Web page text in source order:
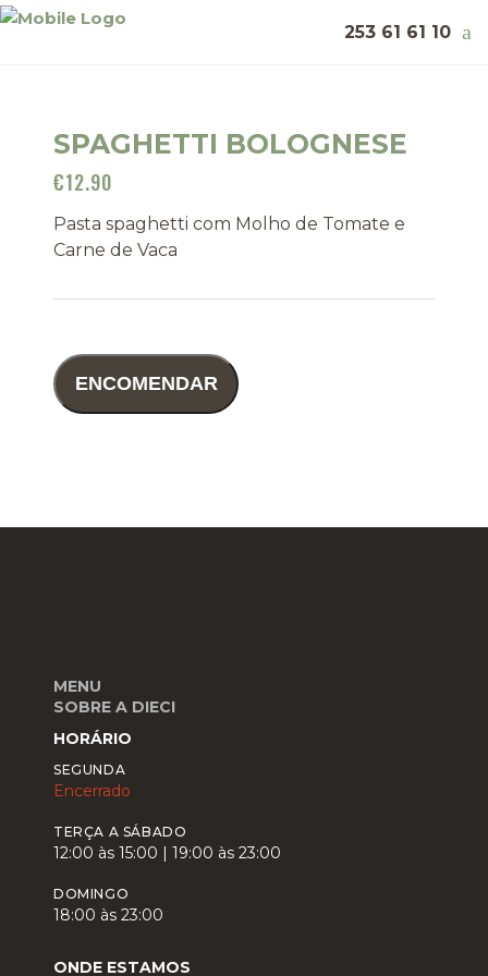
253 61 61 10
SPAGHETTI BOLOGNESE
€12.90
Pasta spaghetti com Molho de Tomate e
Carne de Vaca
ENCOMENDAR
MENU
SOBRE A DIECI
HORÁRIO
SEGUNDA
Encerrado
TERÇA A SÁBADO
12:00 às 15:00 | 19:00 às 23:00
DOMINGO
18:00 às 23:00
ONDE ESTAMOS